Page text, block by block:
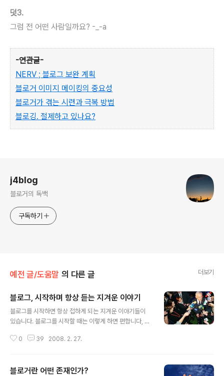
덧3.
그럼 전 어떤 사람일까요? -_-a
-연관글-
NERV ; 블로그 보완 계획
블로거 이미지 메이킹의 중요성
블로거가 겪는 시련과 극복 방법
블로깅. 절제하고 있나요?
j4blog
블로거의 독백
구독하기
예전 글/도움말 의 다른 글 더보기
블로그, 시작하며 항상 듣는 지겨운 이야기
블로그를 시작하면 항상 접하게 되는 지겨운 이야기들이
있습니다. 블로그를 시작할 때는 이렇게 하면 편합니다, 블
늘어납니다, RSS 구독자를 늘리는 법, 광고 수익을 늘리는
다. 그러다보니 시작도 하기 전에 '우어~! 卒 어렵네' '이거
0 39 2008. 2. 27.
블로거란 어떤 존재인가?